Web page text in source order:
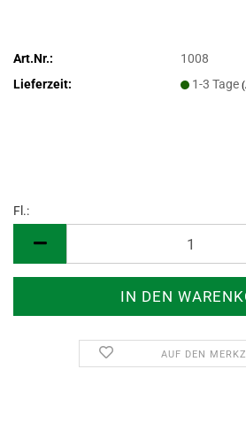
Art.Nr.:
1008
Lieferzeit:
1-3 Tage
Fl.:
AUF DEN